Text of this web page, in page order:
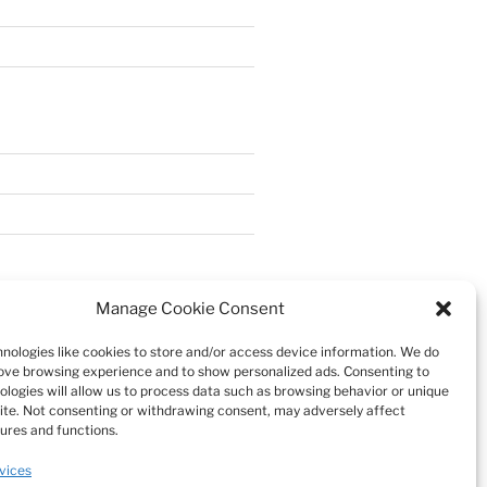
Manage Cookie Consent
like cookies to store and/or access device information. We do
browsing experience and to show personalized ads. Consenting to
will allow us to process data such as browsing behavior or unique
Not consenting or withdrawing consent, may adversely affect
and functions.